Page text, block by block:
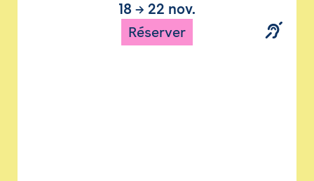
18 → 22 nov.
Réserver